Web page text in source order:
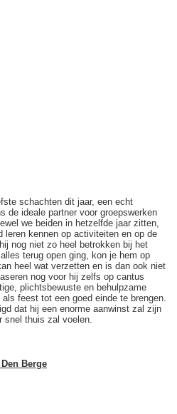
schachten dit jaar, een echt
de ideale partner voor groepswerken
we beiden in hetzelfde jaar zitten,
leren kennen op activiteiten en op de
nog niet zo heel betrokken bij het
terug open ging, kon je hem op
heel wat verzetten en is dan ook niet
nog voor hij zelfs op cantus
plichtsbewuste en behulpzame
feest tot een goed einde te brengen.
dat hij een enorme aanwinst zal zijn
snel thuis zal voelen.
Berge